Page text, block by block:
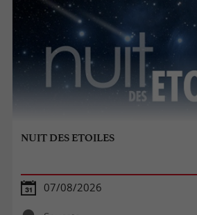
NUIT DES ETOILES
07/08/2026